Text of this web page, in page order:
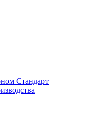
Стандарт